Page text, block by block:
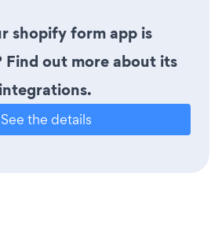
shopify form app is
out more about its
See the details